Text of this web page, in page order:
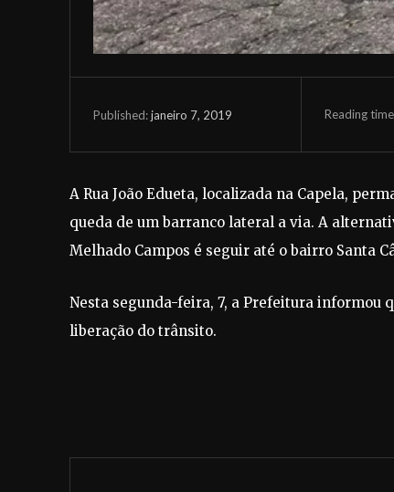
Published:janeiro 7, 2019 Reading
A Rua João Edueta, localizada na Capela,
queda de um barranco lateral a via. A
Melhado Campos é seguir até o bairro Santa
Nesta segunda-feira, 7, a Prefeitura informou
liberação do trânsito.